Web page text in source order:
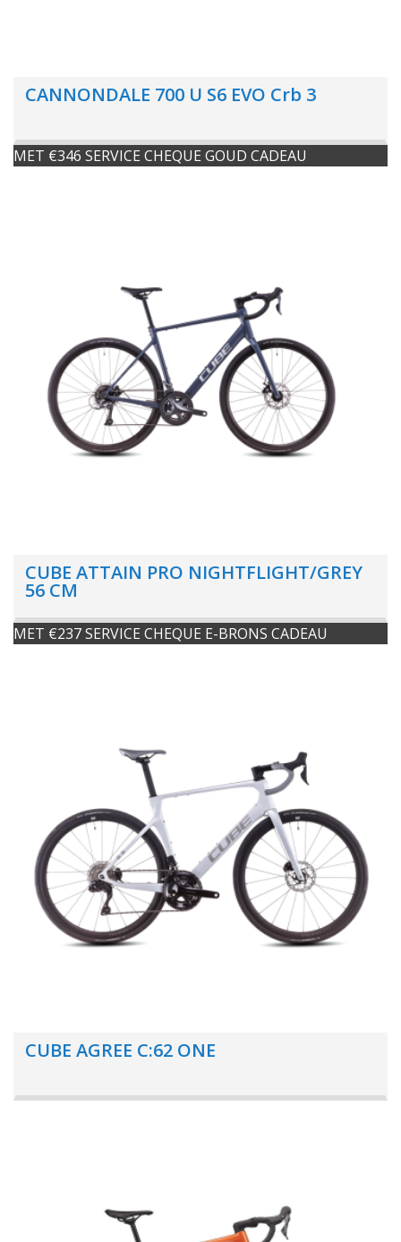
CANNONDALE 700 U S6 EVO Crb 3
MET €346 SERVICE CHEQUE GOUD CADEAU
CUBE ATTAIN PRO NIGHTFLIGHT/GREY
56 CM
MET €237 SERVICE CHEQUE E-BRONS CADEAU
CUBE AGREE C:62 ONE